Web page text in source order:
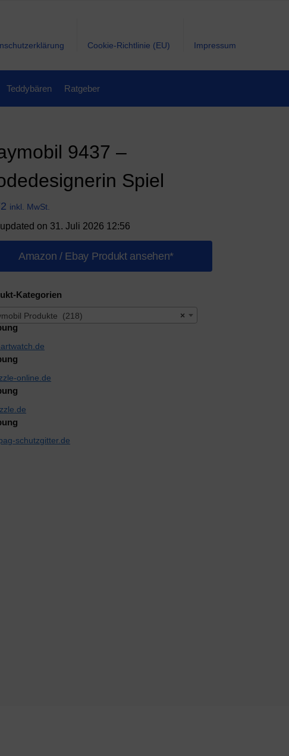
Cookie-Richtlinie (EU) Impressum
Teddybären Ratgeber
9437 –
Spiel
inkl. MwSt.
updated on 31. Juli 2026 12:56
Amazon / Ebay Produkt ansehen*
Kategorien
×
Produkte (218)